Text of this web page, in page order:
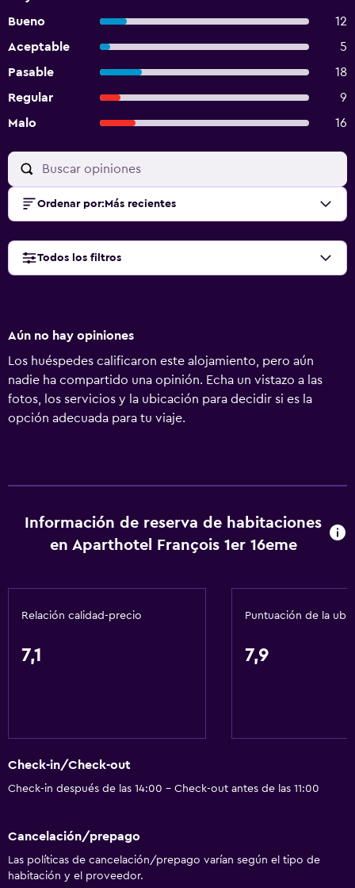
Bueno
12
Aceptable
5
Pasable
18
Regular
9
Malo
16
Ordenar por: Más recientes
Todos los filtros
Aún no hay opiniones
Los huéspedes calificaron este alojamiento, pero aún
nadie ha compartido una opinión. Echa un vistazo a las
fotos, los servicios y la ubicación para decidir si es la
opción adecuada para tu viaje.
Información de reserva de habitaciones
en Aparthotel François 1er 16eme
Relación calidad-precio
7,1
Puntuación de la
7,9
Check-in/Check-out
Check-in después de las 14:00 - Check-out antes de las 11:00
Cancelación/prepago
Las políticas de cancelación/prepago varían según el tipo de
habitación y el proveedor.